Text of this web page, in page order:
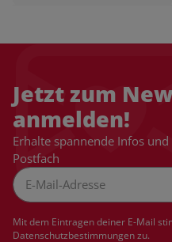
Jetzt zum
anmelden!
Erhalte spannende Infos
Postfach
Mit dem Eintragen deiner E-Mail
Datenschutzbestimmungenzu.